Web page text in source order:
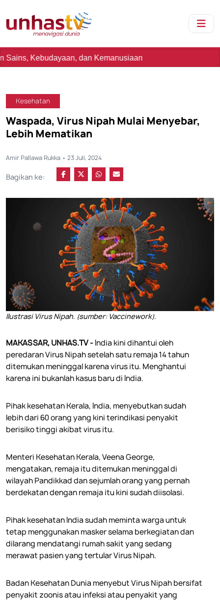
dan Kemanusiaan
Kesehatan
Waspada, Virus Nipah Mulai Menyebar,
Lebih Mematikan
Amir Pallawa Rukka • 23 Juli, 2024
Bagikan ke:
Ilustrasi Virus Nipah. (sumber: Vaccinework).
MAKASSAR, UNHAS.TV -India kini dihantui oleh
peredaran Virus Nipah setelah satu remaja 14 tahun
ditemukan meninggal karena virus itu. Menghantui
karena ini bukanlah kasus baru di India.
Pihak kesehatan Kerala, India, menyebutkan sudah
lebih dari 60 orang yang kini terindikasi penyakit
berisiko tinggi akibat virus itu.
Menteri Kesehatan Kerala, Veena George,
mengatakan, remaja itu ditemukan meninggal di
wilayah Pandikkad dan sejumlah orang yang pernah
berdekatan dengan remaja itu kini sudah diisolasi.
Pihak kesehatan India sudah meminta warga untuk
tetap menggunakan masker selama berkegiatan dan
dilarang mendatangi rumah sakit yang sedang
merawat pasien yang tertular Virus Nipah.
Badan Kesehatan Dunia menyebut Virus Nipah bersifat
penyakit zoonis atau infeksi atau penyakit yang